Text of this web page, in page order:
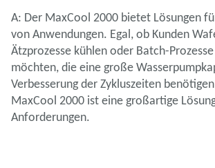
A: Der MaxCool 2000 bietet Lösungen
von Anwendungen. Egal, ob Kunden
Ätzprozesse kühlen oder Batch-
möchten, die eine große
Verbesserung der Zykluszeiten
MaxCool 2000 ist eine großartige
Anforderungen.